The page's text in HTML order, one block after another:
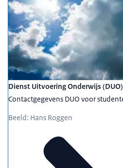
Dienst Uitvoering Onderwijs (DUO)
Contactgegevens DUO voor
Beeld: Hans Roggen